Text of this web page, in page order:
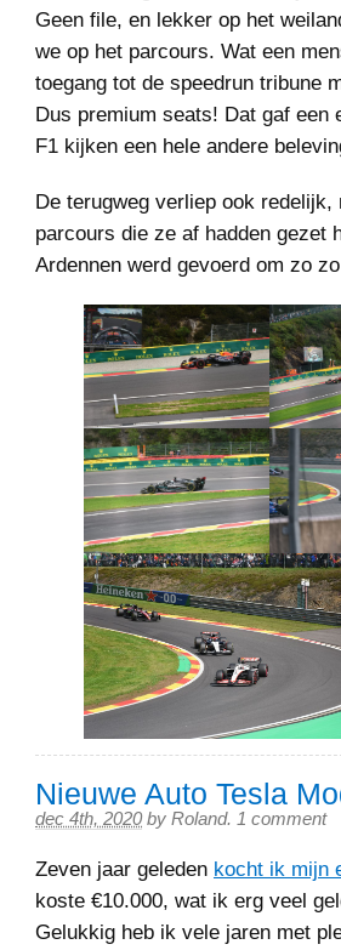
Geen file, en lekker op het
we op het parcours. Wat een
toegang tot de speedrun tribune
Dus premium seats! Dat gaf een
F1 kijken een hele andere
De terugweg verliep ook
parcours die ze af hadden gezet
Ardennen werd gevoerd om zo
Nieuwe Auto Tesla
dec 4th, 2020 by Roland. 1 comment
Zeven jaar geleden kocht ik mijn
koste €10.000, wat ik erg veel
Gelukkig heb ik vele jaren met